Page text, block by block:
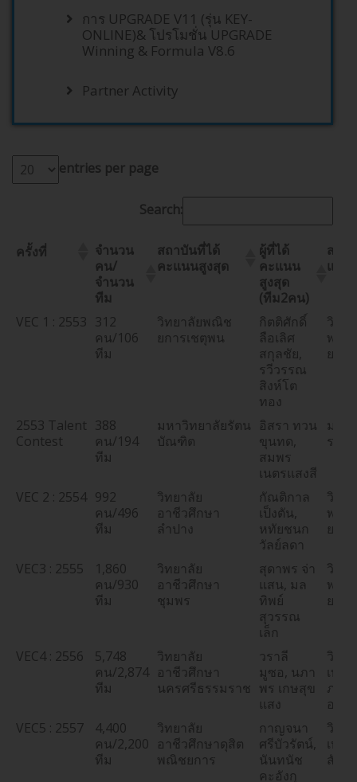
การ UPGRADE V11 (รุ่น KEY-
ONLINE)& โปรโมชั่น UPGRADE
Winning & Formula V8.6
Partner Activity
entries per page
Search:
ครั้งที่
จำนวน
คน/
จำนวน
ทีม
สถาบันที่ได้
คะแนนสูงสุด
ผู้ที่ได้
คะแนน
สูงสุด
(ทีม2คน)
สถา
แข่ง
VEC 1 : 2553 312
คน/106
ทีม
วิทยาลัยพณิช
ยการเชตุพน
กิตติศักดิ์
ลือเลิศ
สกุลชัย,
รวีวรรณ
สิงห์โต
ทอง
วิทย
พณิช
ยกา
2553 Talent
Contest
388
คน/194
ทีม
มหาวิทยาลัยรัตน
บัณฑิต
อิสรา ทวน
ขุนทด,
สมพร
เนตรแสงสี
มหา
ราม
VEC 2 : 2554 992
คน/496
ทีม
วิทยาลัย
อาชีวศึกษา
ลำปาง
กัณติกาล
เป็งตัน,
หทัยชนก
วัลย์ลดา
วิทย
พณิช
ยกา
VEC3 : 2555
1,860
คน/930
ทีม
วิทยาลัย
อาชีวศึกษา
ชุมพร
สุดาพร จ่า
แสน, มล
ทิพย์
สุวรรณ
เล็ก
วิทย
พณิช
ยกา
VEC4 : 2556
5,748
คน/2,874
ทีม
วิทยาลัย
อาชีวศึกษา
นครศรีธรรมราช
วราลี
มูซอ, นภา
พร เกษสุข
แสง
วิทย
เทค
ภาค
ออก
VEC5 : 2557
4,400
คน/2,200
ทีม
วิทยาลัย
อาชีวศึกษาดุสิต
พณิชยการ
กาญจนา
ศรีบัวรัตน์,
นันทนัช
คะอังกุ
วิทย
เทค
สัตหี